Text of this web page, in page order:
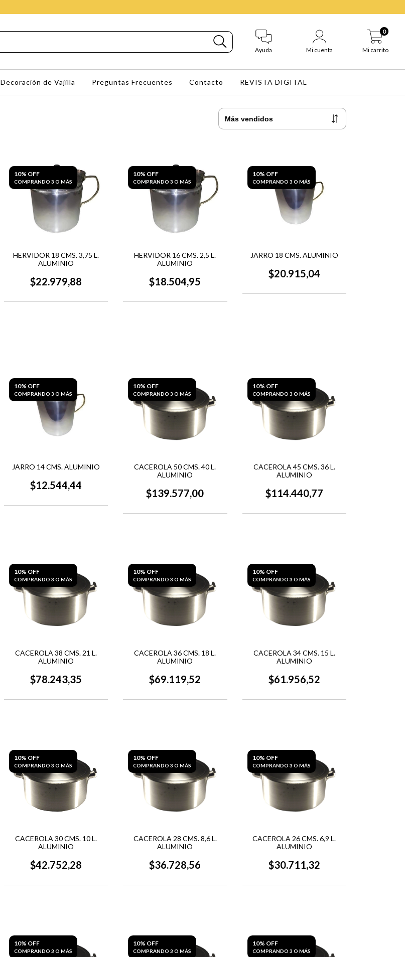
Ayuda Mi cuenta Mi carrito
0
Decoración de Vajilla Preguntas Frecuentes Contacto REVISTA DIGITAL
10% OFF
COMPRANDO 3 O MÁS
HERVIDOR 18 CMS. 3,75 L.
ALUMINIO
$22.979,88
10% OFF
COMPRANDO 3 O MÁS
HERVIDOR 16 CMS. 2,5 L.
ALUMINIO
$18.504,95
10% OFF
COMPRANDO 3 O MÁS
JARRO 18 CMS. ALUMINIO
$20.915,04
10% OFF
COMPRANDO 3 O MÁS
JARRO 14 CMS. ALUMINIO
$12.544,44
10% OFF
COMPRANDO 3 O MÁS
CACEROLA 50 CMS. 40 L.
ALUMINIO
$139.577,00
10% OFF
COMPRANDO 3 O MÁS
CACEROLA 45 CMS. 36 L.
ALUMINIO
$114.440,77
10% OFF
COMPRANDO 3 O MÁS
CACEROLA 38 CMS. 21 L.
ALUMINIO
$78.243,35
10% OFF
COMPRANDO 3 O MÁS
CACEROLA 36 CMS. 18 L.
ALUMINIO
$69.119,52
10% OFF
COMPRANDO 3 O MÁS
CACEROLA 34 CMS. 15 L.
ALUMINIO
$61.956,52
10% OFF
COMPRANDO 3 O MÁS
CACEROLA 30 CMS. 10 L.
ALUMINIO
$42.752,28
10% OFF
COMPRANDO 3 O MÁS
CACEROLA 28 CMS. 8,6 L.
ALUMINIO
$36.728,56
10% OFF
COMPRANDO 3 O MÁS
CACEROLA 26 CMS. 6,9 L.
ALUMINIO
$30.711,32
10% OFF
COMPRANDO 3 O MÁS
10% OFF
COMPRANDO 3 O MÁS
10% OFF
COMPRANDO 3 O MÁS